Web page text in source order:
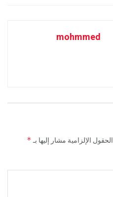
mohmmed
الحقول الإلزامية مشار إليها بـ*